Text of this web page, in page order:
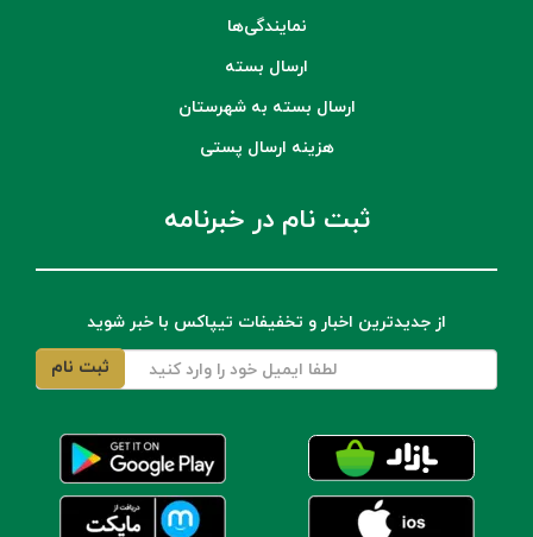
نمایندگی‌ها
ارسال بسته
ارسال بسته به شهرستان
هزینه ارسال پستی
ثبت نام در خبرنامه
از جدیدترین اخبار و تخفیفات تیپاکس با خبر شوید